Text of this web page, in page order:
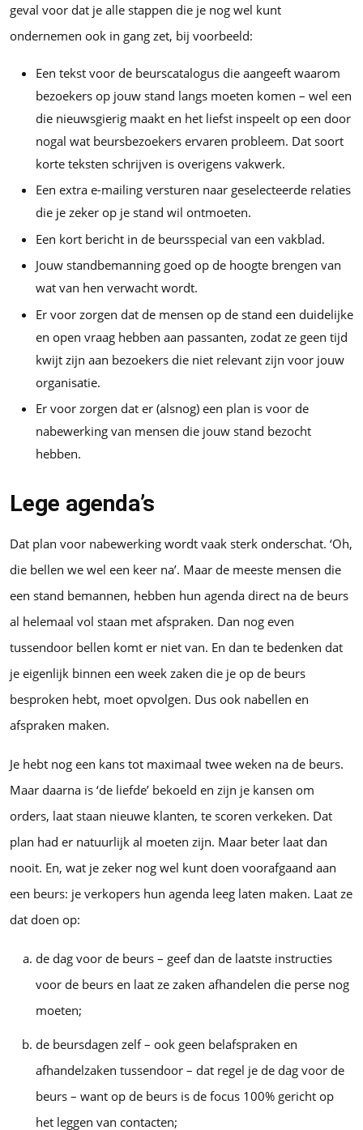
geval voor dat je alle stappen die je nog wel kunt
ondernemen ook in gang zet, bij voorbeeld:
Een tekst voor de beurscatalogus die aangeeft waarom
bezoekers op jouw stand langs moeten komen – wel een
die nieuwsgierig maakt en het liefst inspeelt op een door
nogal wat beursbezoekers ervaren probleem. Dat soort
korte teksten schrijven is overigens vakwerk.
Een extra e-mailing versturen naar geselecteerde relaties
die je zeker op je stand wil ontmoeten.
Een kort bericht in de beursspecial van een vakblad.
Jouw standbemanning goed op de hoogte brengen van
wat van hen verwacht wordt.
Er voor zorgen dat de mensen op de stand een duidelijke
en open vraag hebben aan passanten, zodat ze geen tijd
kwijt zijn aan bezoekers die niet relevant zijn voor jouw
organisatie.
Er voor zorgen dat er (alsnog) een plan is voor de
nabewerking van mensen die jouw stand bezocht
hebben.
Lege agenda’s
Dat plan voor nabewerking wordt vaak sterk onderschat. ‘Oh,
die bellen we wel een keer na’. Maar de meeste mensen die
een stand bemannen, hebben hun agenda direct na de beurs
al helemaal vol staan met afspraken. Dan nog even
tussendoor bellen komt er niet van. En dan te bedenken dat
je eigenlijk binnen een week zaken die je op de beurs
besproken hebt, moet opvolgen. Dus ook nabellen en
afspraken maken.
Je hebt nog een kans tot maximaal twee weken na de beurs.
Maar daarna is ‘de liefde’ bekoeld en zijn je kansen om
orders, laat staan nieuwe klanten, te scoren verkeken. Dat
plan had er natuurlijk al moeten zijn. Maar beter laat dan
nooit. En, wat je zeker nog wel kunt doen voorafgaand aan
een beurs: je verkopers hun agenda leeg laten maken. Laat ze
dat doen op:
de dag voor de beurs – geef dan de laatste instructies
voor de beurs en laat ze zaken afhandelen die perse nog
moeten;
de beursdagen zelf – ook geen belafspraken en
afhandelzaken tussendoor – dat regel je de dag voor de
beurs – want op de beurs is de focus 100% gericht op
het leggen van contacten;